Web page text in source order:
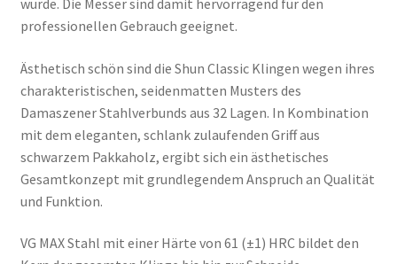
wurde. Die Messer sind damit hervorragend für den
professionellen Gebrauch geeignet.
Ästhetisch schön sind die Shun Classic Klingen wegen ihres
charakteristischen, seidenmatten Musters des
Damaszener Stahlverbunds aus 32 Lagen. In Kombination
mit dem eleganten, schlank zulaufenden Griff aus
schwarzem Pakkaholz, ergibt sich ein ästhetisches
Gesamtkonzept mit grundlegendem Anspruch an Qualität
und Funktion.
VG MAX Stahl mit einer Härte von 61 (±1) HRC bildet den